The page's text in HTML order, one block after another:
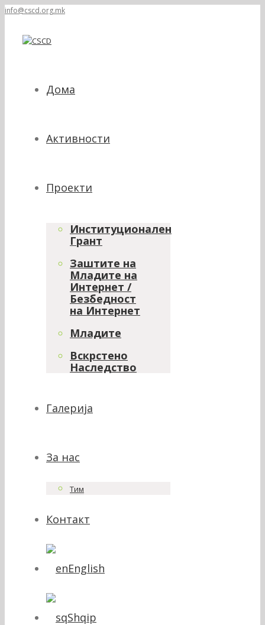
info@cscd.org.mk
Дома
Активности
Проекти
Институционален
Грант
Заштите на
Младите на
Интернет /
Безбедност
на Интернет
Младите
Вскрстено
Наследство
Галерија
За нас
Тим
Контакт
English
Shqip